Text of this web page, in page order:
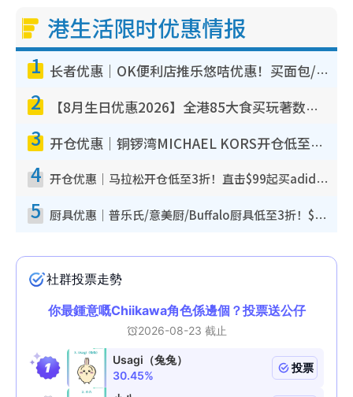
港生活限时优惠情报
1 长者优惠｜OK便利店推乐悠咭优惠！买面包/牛奶/保健品拍卡即减
2 【8月生日优惠2026】全港85大食买玩著数攻略 自助餐/火锅放题同行免费＋诚品/DONKI送现金券
3 开仓优惠｜铜锣湾MICHAEL KORS开仓低至17折！直击$500起买手袋/钱包/鞋款 必买经典Jet Set系列
4 开仓优惠｜马拉松开仓低至3折！直击$99起买adidas／New Balance／Puma鞋款 STANLEY保温杯劈价至$119起
5 厨具优惠｜普乐氏/意美厨/Buffalo厨具低至3折！$89起买煎锅/炒锅/个人锅 同场小家电激减至$99起